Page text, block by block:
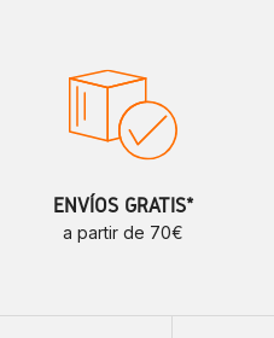
ENVÍOS GRATIS*
a partir de 70€